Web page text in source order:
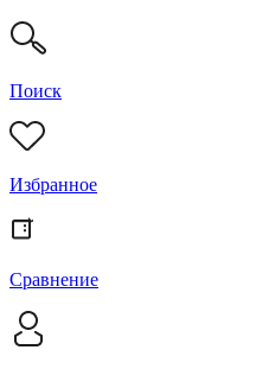
Поиск
Избранное
Сравнение